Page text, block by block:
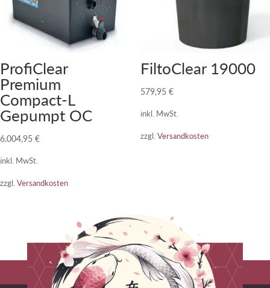
ProfiClear
Premium
Compact-L
Gepumpt OC
6.004,95 €
inkl. MwSt.
zzgl. Versandkosten
FiltoClear 19000
579,95 €
inkl. MwSt.
zzgl. Versandkosten